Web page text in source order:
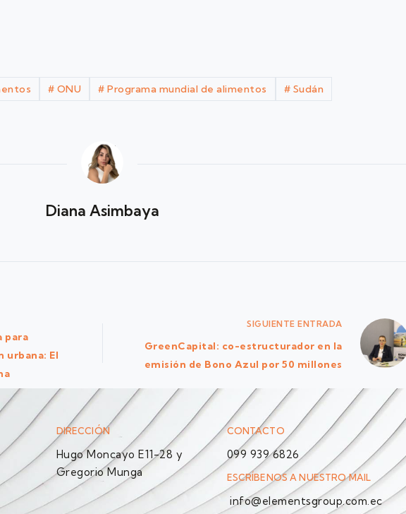
# ONU # Programa mundial de alimentos # Sudán
Diana Asimbaya
para
urbana: El
SIGUIENTEENTRADA
GreenCapital: co-estructurador en la
emisión de Bono Azul por 50 millones
DIRECCIÓN
Hugo Moncayo E11-28 y
Gregorio Munga
CONTACTO
099 939 6826
ESCRÍBENOS A NUESTRO MAIL
info@elementsgroup.com.ec